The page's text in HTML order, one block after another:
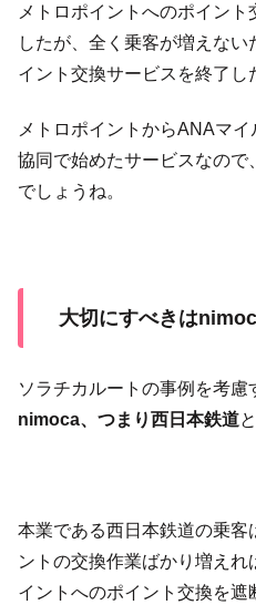
メトロポイントへのポイン
したが、全く乗客が増えな
イント交換サービスを終了し
メトロポイントからANAマ
協同で始めたサービスなの
でしょうね。
大切にすべきは
ソラチカルートの事例を考慮
nimoca、つまり西日本鉄道
本業である西日本鉄道の乗客
ントの交換作業ばかり増え
イントへのポイント交換を遮